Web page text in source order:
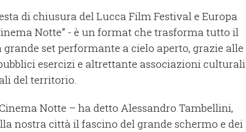
di chiusura del Lucca Film Festival e Europa
Notte” - è un format che trasforma tutto il
set performante a cielo aperto, grazie alle
esercizi e altrettante associazioni culturali
del territorio.
Notte – ha detto Alessandro Tambellini,
nostra città il fascino del grande schermo e dei